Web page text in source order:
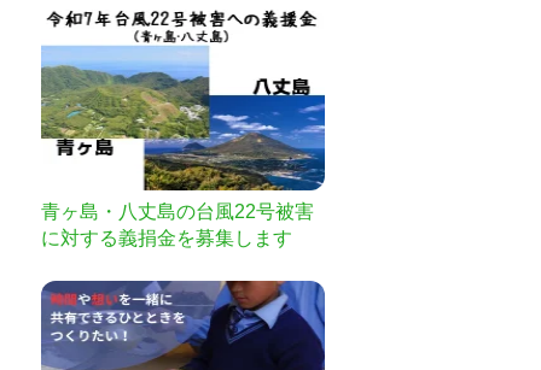
青ヶ島・八丈島の台風22号被害
に対する義捐金を募集します